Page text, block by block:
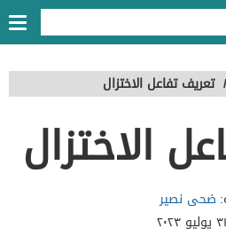
/ تعريف تفاعل الاختزال
الاختزال
ضحى نصير